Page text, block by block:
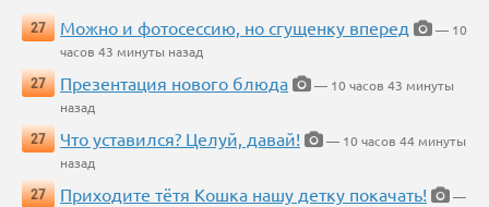
27 Можно и фотосессию, но сгущенку вперед
— 10
часов 43 минуты назад
27
Презентация нового блюда
— 10 часов 43 минуты
назад
27
Что уставился? Целуй, давай!
— 10 часов 44 минуты
назад
27
Приходите тётя Кошка нашу детку покачать!
—